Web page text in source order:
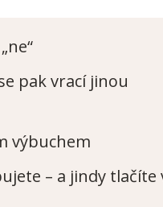
pak vrací jinou
výbuchem
– a jindy tlačíte